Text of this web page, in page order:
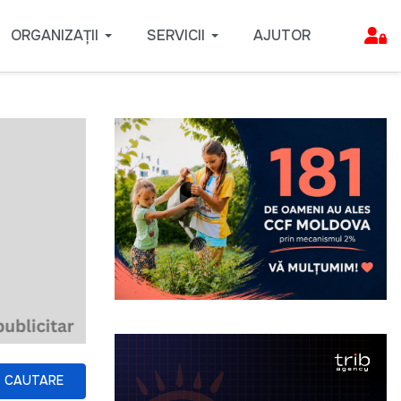
ORGANIZAȚII SERVICII AJUTOR
CAUTARE